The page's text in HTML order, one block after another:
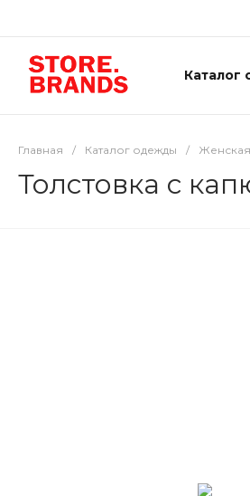
Главная / Каталог одежды /
Толстовка с